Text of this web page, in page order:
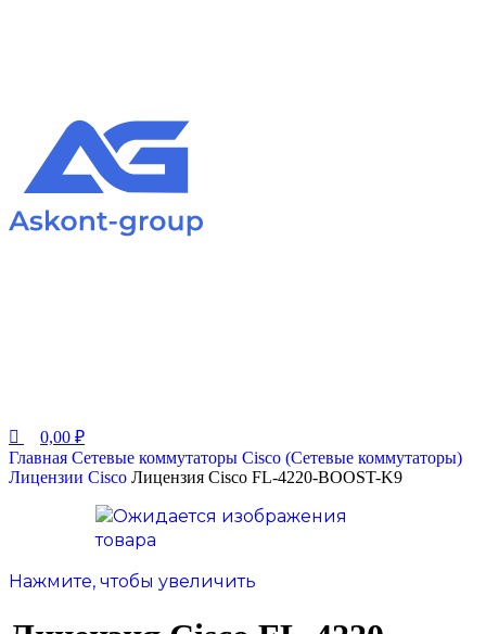
0,00 ₽
Главная Сетевые коммутаторы Cisco (Сетевые коммутаторы)
Лицензии Cisco Лицензия Cisco FL-4220-BOOST-K9
Нажмите, чтобы увеличить